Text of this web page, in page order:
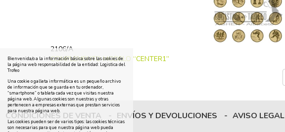
2106/A
COMPLEMENTO MODELO “CENTER1”
CONDICIONES DE VENTA - ENVÍOS Y DEVOLUCIONES - AVISO LEGAL
Bienvenida/o a la información básica sobre las cookies de
la página web responsabilidad de la entidad: Logistica del
Trofeo
Una cookie o galleta informática es un pequeño archivo
de información que se guarda en tu ordenador,
“smartphone” o tableta cada vez que visitas nuestra
página web. Algunas cookies son nuestras y otras
pertenecen a empresas externas que prestan servicios
para nuestra página web.
Las cookies pueden ser de varios tipos: las cookies técnicas
son necesarias para que nuestra página web pueda